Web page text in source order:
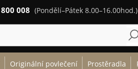
008 (Pondělí–Pátek 8.00–16.00hod.)
Originální povlečení Prostěradla